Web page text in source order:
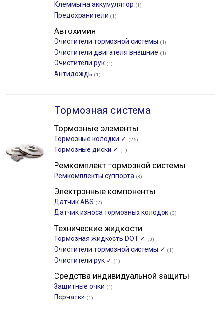
Клеммы на аккумулятор (1)
Предохранители (1)
Автохимия
Очистители тормозной системы (1)
Очистители двигателя внешние (1)
Очистители рук (1)
Антидождь (1)
Тормозная система
Тормозные элементы
Тормозные колодки ✓ (26)
Тормозные диски ✓ (1)
Ремкомплект тормозной системы
Ремкомплекты суппорта (3)
Электронные компоненты
Датчик ABS (2)
Датчик износа тормозных колодок (3)
Технические жидкости
Тормозная жидкость DOT ✓ (3)
Очистители тормозной системы ✓ (1)
Очистители рук ✓ (1)
Средства индивидуальной защиты
Защитные очки (1)
Перчатки (1)